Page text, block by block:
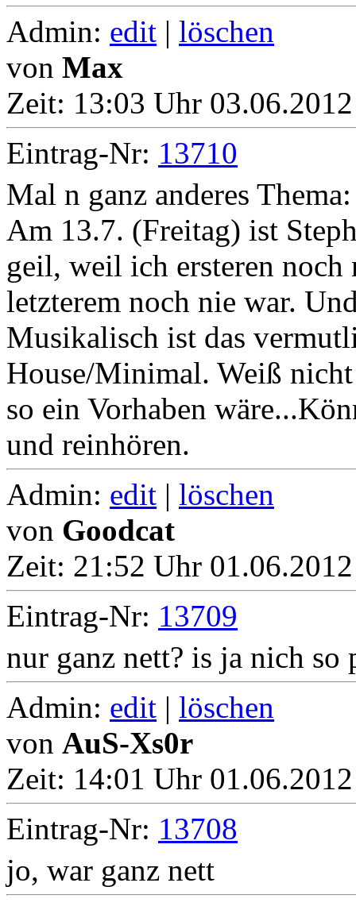
Admin: edit | löschen
von Max
Zeit: 13:03 Uhr
Eintrag-Nr: 13710
Mal n ganz anderes Thema:
Am 13.7. (Freitag) ist
geil, weil ich ersteren noch
letzterem noch nie war.
Musikalisch ist das
House/Minimal. Weiß
so ein Vorhaben
und reinhören.
Admin: edit | löschen
von Goodcat
Zeit: 21:52 Uhr
Eintrag-Nr: 13709
nur ganz nett? is ja nich so
Admin: edit | löschen
von AuS-Xs0r
Zeit: 14:01 Uhr
Eintrag-Nr: 13708
jo, war ganz nett